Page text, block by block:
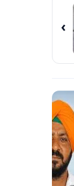
‹